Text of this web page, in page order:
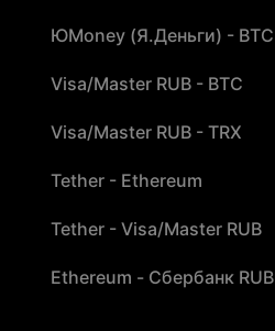
ЮMoney (Я.Деньги) - BTC
Visa/Master RUB - BTC
Visa/Master RUB - TRX
Tether - Ethereum
Tether - Visa/Master RUB
Ethereum - Сбербанк RUB